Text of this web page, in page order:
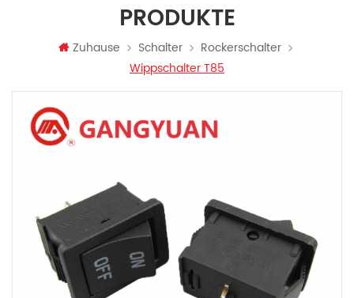
PRODUKTE
Zuhause Schalter
Rockerschalter
Wippschalter T85